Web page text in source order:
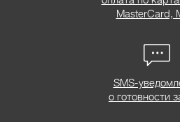
MasterCard,
SMS-
о готовности